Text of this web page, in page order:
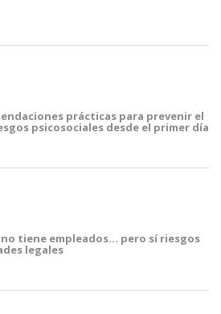
prácticas para prevenir el
psicosociales desde el primer día
tiene empleados… pero sí riesgos
legales